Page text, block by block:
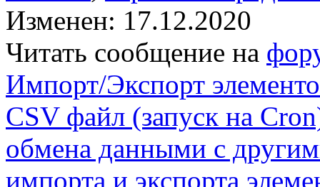
Изменен: 17.12.2020
Читать сообщение на
Импорт/Экспорт
CSV файл (запуск на
обмена данными с
импорта и экспорта